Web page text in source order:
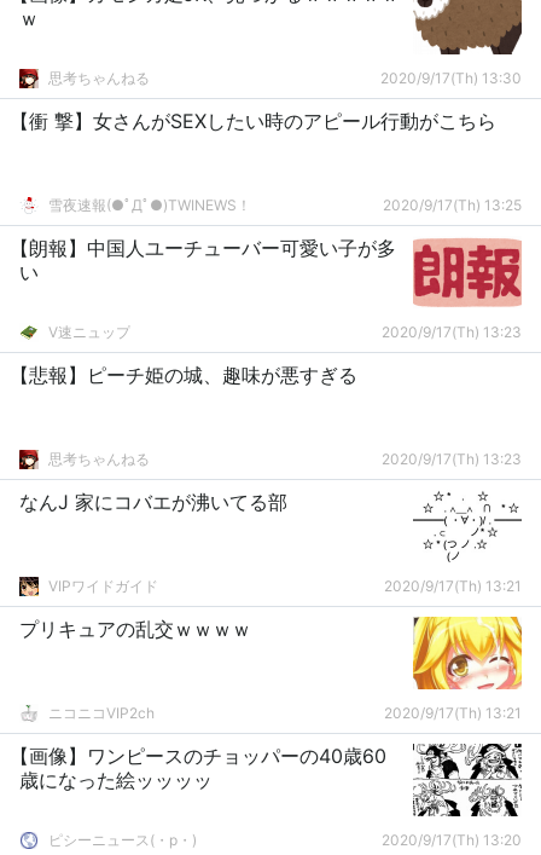
ｗ
思考ちゃんねる 2020/9/17(Th) 13:30
【衝 撃】女さんがSEXしたい時のアピール行動がこちら
雪夜速報(●ﾟДﾟ●)TWINEWS！ 2020/9/17(Th) 13:25
【朗報】中国人ユーチューバー可愛い子が多
い
V速ニュップ 2020/9/17(Th) 13:23
【悲報】ピーチ姫の城、趣味が悪すぎる
思考ちゃんねる 2020/9/17(Th) 13:23
なんJ 家にコバエが沸いてる部
VIPワイドガイド 2020/9/17(Th) 13:21
プリキュアの乱交ｗｗｗｗ
ニコニコVIP2ch 2020/9/17(Th) 13:21
【画像】ワンピースのチョッパーの40歳60
歳になった絵ッッッッ
ピシーニュース(・p・)ゞ 2020/9/17(Th) 13:20